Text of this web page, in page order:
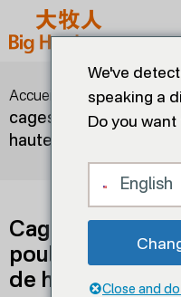
Accueil blogs >
cages à poules :
haute qualité
Cage à poules
poules :
de haute qualité
We've
speaking a
Do you
English
Close and